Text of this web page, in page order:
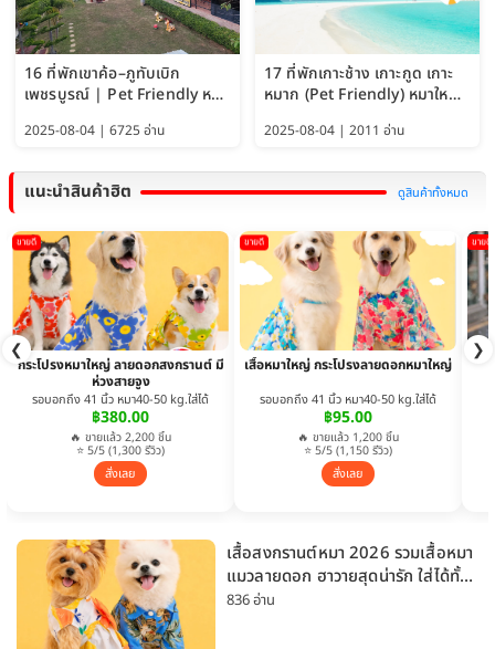
16 ที่พักเขาค้อ–ภูทับเบิก
เพชรบูรณ์ | Pet Friendly หมา
2025-08-04 | 6725 อ่าน
17 ที่พักเกาะช้าง เกาะกูด เกาะ
หมาก (Pet Friendly) หมาใหญ่
2025-08-04 | 2011 อ่าน
แนะนำสินค้าฮิต ดูสินค้าทั้งหมด
❮ ❯
ขายดี
กระโปรงหมาใหญ่ ลายดอกสงกรานต์ มี
ห่วงสายจูง
รอบอกถึง 41 นิ้ว หมา40-50 kg.ใส่ได้
฿380.00
🔥 ขายแล้ว 2,200 ชิ้น
⭐ 5/5 (1,300 รีวิว)
สั่งเลย
ขายดี
เสื้อหมาใหญ่ กระโปรงลายดอกหมาใหญ่
รอบอกถึง 41 นิ้ว หมา40-50 kg.ใส่ได้
฿95.00
🔥 ขายแล้ว 1,200 ชิ้น
⭐ 5/5 (1,150 รีวิว)
สั่งเลย
ขายดี
เสื้อสงกรานต์หมา 2026 รวมเสื้อหมา
แมวลายดอก ฮาวายสุดน่ารัก ใส่ได้ทั้ง
หมาเล็กและหมาใหญ่
836 อ่าน